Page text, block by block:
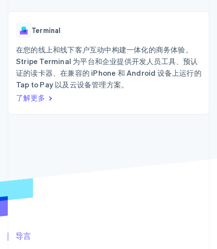
125+
线下支付
Boost
支付成功率优
化
Link
加速结账
Stripe Sigma
Atlas
按行业
AI 企业
创作者经济
资源
应用集成
代码示例
开发者博客
Stripe Press
联系
成为合作伙伴
Terminal
在您的线上和线下客户互动中构建一体化的商务体验。
Stripe Terminal 为平台和企业提供开发人员工具、预认
证的读卡器、在兼容的 iPhone 和 Android 设备上运行的
Tap to Pay 以及云设备管理方案。
了解更多
导言